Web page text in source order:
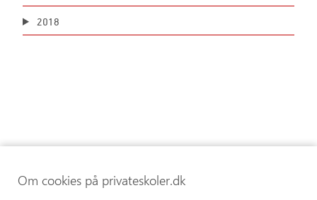
2018
Om cookies på privateskoler.dk